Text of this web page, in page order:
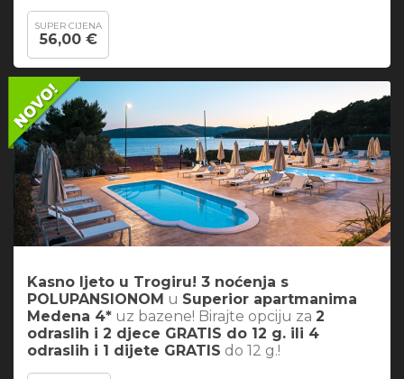
SUPER CIJENA
56,00 €
Kasno ljeto u Trogiru! 3 noćenja s
POLUPANSIONOM u Superior apartmanima
Medena 4* uz bazene! Birajte opciju za 2
odraslih i 2 djece GRATIS do 12 g. ili 4
odraslih i 1 dijete GRATIS do 12 g.!